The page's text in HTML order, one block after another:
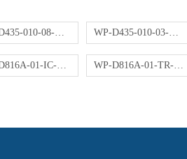
WP-D435-010-08-NN操作器 WP-D435-010-03-NN操作器
WP-D816A-01-IC-NN控制仪 WP-D816A-01-TR-NN控制仪